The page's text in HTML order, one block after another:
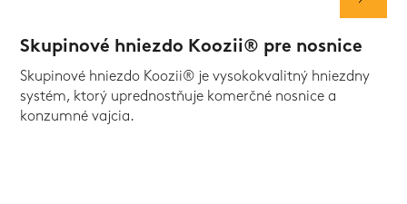
Skupinové hniezdo Koozii® pre nosnice
Skupinové hniezdo Koozii® je vysokokvalitný hniezdny
systém, ktorý uprednostňuje komerčné nosnice a
konzumné vajcia.